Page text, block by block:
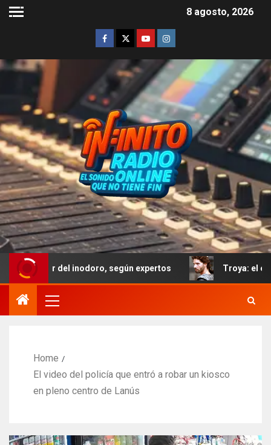
8 agosto, 2026
del inodoro, según expertos Troya: el error de Eric
Home
El video del policía que entró a robar un kiosco
en pleno centro de Lanús